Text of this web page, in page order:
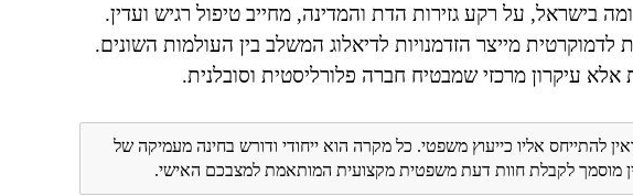
בישראל, על רקע גזירות הדת והמדינה, מחייב טיפול רגיש ועדין.
לדמוקרטית מייצר הזדמנויות לדיאלוג המשלב בין העולמות השונים.
אלא עיקרון מרכזי שמבטיח חברה פלורליסטית וסובלנית.
להתייחס אליו כייעוץ משפטי. כל מקרה הוא ייחודי ודורש בחינה מעמיקה של
מוסמך לקבלת חוות דעת משפטית מקצועית המותאמת למצבכם האישי.